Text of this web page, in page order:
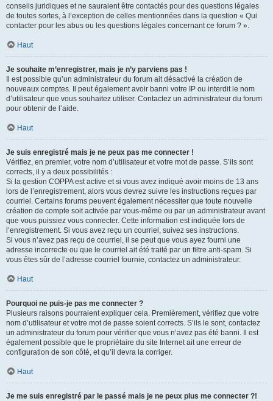
conseils juridiques et ne sauraient être contactés pour des questions légales
de toutes sortes, à l’exception de celles mentionnées dans la question « Qui
contacter pour les abus ou les questions légales concernant ce forum ? ».
Haut
Je souhaite m’enregistrer, mais je n’y parviens pas !
Il est possible qu’un administrateur du forum ait désactivé la création de
nouveaux comptes. Il peut également avoir banni votre IP ou interdit le nom
d’utilisateur que vous souhaitez utiliser. Contactez un administrateur du forum
pour obtenir de l’aide.
Haut
Je suis enregistré mais je ne peux pas me connecter !
Vérifiez, en premier, votre nom d’utilisateur et votre mot de passe. S’ils sont
corrects, il y a deux possibilités :
Si la gestion COPPA est active et si vous avez indiqué avoir moins de 13 ans
lors de l’enregistrement, alors vous devrez suivre les instructions reçues par
courriel. Certains forums peuvent également nécessiter que toute nouvelle
création de compte soit activée par vous-même ou par un administrateur avant
que vous puissiez vous connecter. Cette information est indiquée lors de
l’enregistrement. Si vous avez reçu un courriel, suivez ses instructions.
Si vous n’avez pas reçu de courriel, il se peut que vous ayez fourni une
adresse incorrecte ou que le courriel ait été traité par un filtre anti-spam. Si
vous êtes sûr de l’adresse courriel fournie, contactez un administrateur.
Haut
Pourquoi ne puis-je pas me connecter ?
Plusieurs raisons pourraient expliquer cela. Premièrement, vérifiez que votre
nom d’utilisateur et votre mot de passe soient corrects. S’ils le sont, contactez
un administrateur du forum pour vérifier que vous n’avez pas été banni. Il est
également possible que le propriétaire du site Internet ait une erreur de
configuration de son côté, et qu’il devra la corriger.
Haut
Je me suis enregistré par le passé mais je ne peux plus me connecter ?!